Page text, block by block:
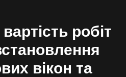
робіт
вікон та